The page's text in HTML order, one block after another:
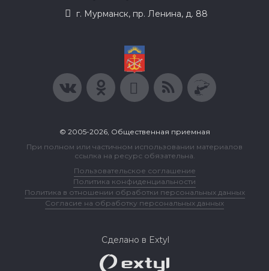
г. Мурманск, пр. Ленина, д. 88
© 2005-2026, Общественная приемная
При полном или частичном использовании материалов
ссылка на ресурс обязательна.
Пользовательское соглашение
Политика конфиденциальности
Политика в отношении обработки персональных данных
Согласие на обработку персональных данных
Сделано в Extyl